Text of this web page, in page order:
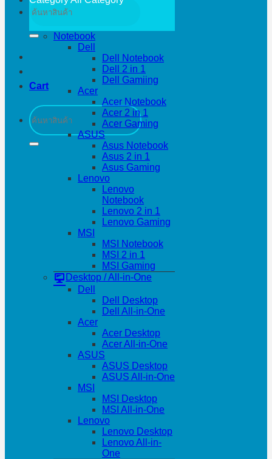
for:
Cart
Search
for:
Notebook
Dell
Dell Notebook
Dell 2 in 1
Dell Gamiing
Acer
Acer Notebook
Acer 2 in 1
Acer Gaming
ASUS
Asus Notebook
Asus 2 in 1
Asus Gaming
Lenovo
Lenovo
Notebook
Lenovo 2 in 1
Lenovo Gaming
MSI
MSI Notebook
MSI 2 in 1
MSI Gaming
Desktop / All-in-One
Dell
Dell Desktop
Dell All-in-One
Acer
Acer Desktop
Acer All-in-One
ASUS
ASUS Desktop
ASUS All-in-One
MSI
MSI Desktop
MSI All-in-One
Lenovo
Lenovo Desktop
Lenovo All-in-
One